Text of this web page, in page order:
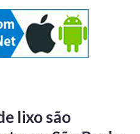
lixo são